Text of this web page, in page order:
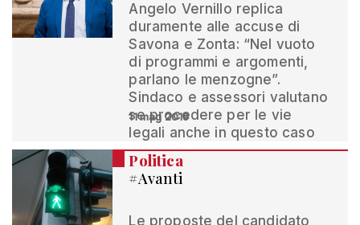
Angelo Vernillo replica
duramente alle accuse di
Savona e Zonta: “Nel vuoto
di programmi e argomenti,
parlano le menzogne”.
Sindaco e assessori valutano
se procedere per le vie
legali anche in questo caso
11 mag 2019
Politica
#Avanti
Le proposte del candidato